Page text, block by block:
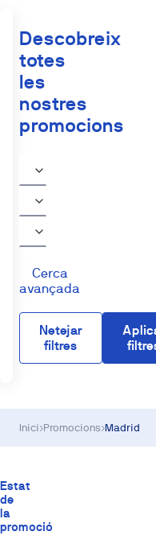
Descobreix
totes
les
nostres
promocions
Cerca
avançada
Netejar
filtres
Inici›Promocions›Madrid
Estat
de
la
promoció